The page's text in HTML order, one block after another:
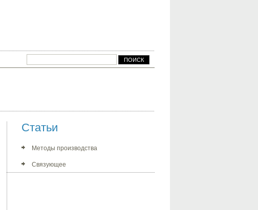
Статьи
Методы производства
Связующее